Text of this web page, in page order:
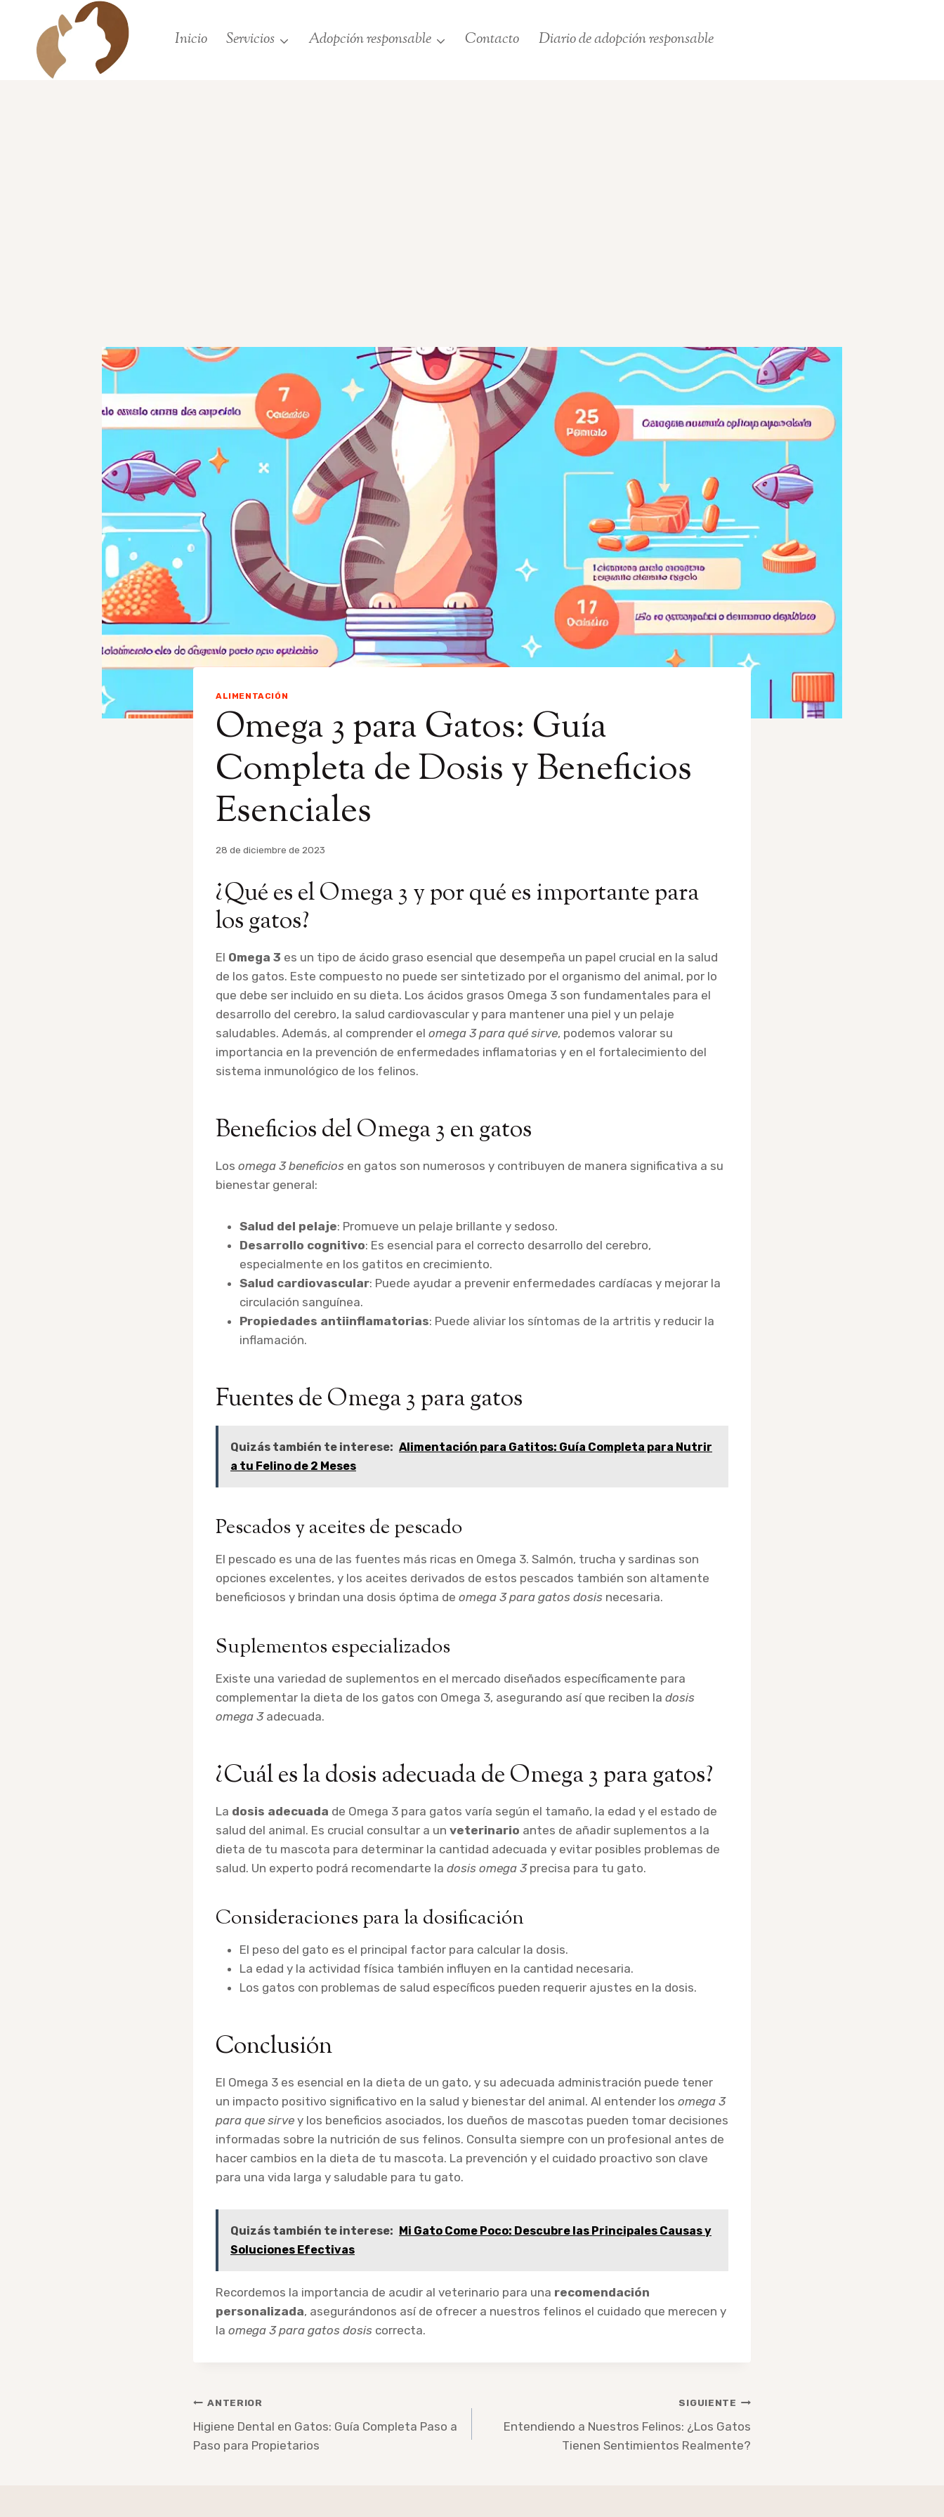
contenido
Inicio Servicios Adopción responsable Contacto Diario de adopción responsable
ALIMENTACIÓN
Omega 3 para Gatos: Guía
Completa de Dosis y Beneficios
Esenciales
Por
28 de diciembre de 2023
¿Qué es el Omega 3 y por qué es importante para
los gatos?
El Omega 3 es un tipo de ácido graso esencial que desempeña un papel crucial en la salud
de los gatos. Este compuesto no puede ser sintetizado por el organismo del animal, por lo
que debe ser incluido en su dieta. Los ácidos grasos Omega 3 son fundamentales para el
desarrollo del cerebro, la salud cardiovascular y para mantener una piel y un pelaje
saludables. Además, al comprender el omega 3 para qué sirve, podemos valorar su
importancia en la prevención de enfermedades inflamatorias y en el fortalecimiento del
sistema inmunológico de los felinos.
Beneficios del Omega 3 en gatos
Los omega 3 beneficios en gatos son numerosos y contribuyen de manera significativa a su
bienestar general:
Salud del pelaje: Promueve un pelaje brillante y sedoso.
Desarrollo cognitivo: Es esencial para el correcto desarrollo del cerebro,
especialmente en los gatitos en crecimiento.
Salud cardiovascular: Puede ayudar a prevenir enfermedades cardíacas y mejorar la
circulación sanguínea.
Propiedades antiinflamatorias: Puede aliviar los síntomas de la artritis y reducir la
inflamación.
Fuentes de Omega 3 para gatos
Quizás también te interese: Alimentación para Gatitos: Guía Completa para Nutrir
a tu Felino de 2 Meses
Pescados y aceites de pescado
El pescado es una de las fuentes más ricas en Omega 3. Salmón, trucha y sardinas son
opciones excelentes, y los aceites derivados de estos pescados también son altamente
beneficiosos y brindan una dosis óptima de omega 3 para gatos dosis necesaria.
Suplementos especializados
Existe una variedad de suplementos en el mercado diseñados específicamente para
complementar la dieta de los gatos con Omega 3, asegurando así que reciben la dosis
omega 3adecuada.
¿Cuál es la dosis adecuada de Omega 3 para gatos?
La dosis adecuada de Omega 3 para gatos varía según el tamaño, la edad y el estado de
salud del animal. Es crucial consultar a un veterinario antes de añadir suplementos a la
dieta de tu mascota para determinar la cantidad adecuada y evitar posibles problemas de
salud. Un experto podrá recomendarte la dosis omega 3precisa para tu gato.
Consideraciones para la dosificación
El peso del gato es el principal factor para calcular la dosis.
La edad y la actividad física también influyen en la cantidad necesaria.
Los gatos con problemas de salud específicos pueden requerir ajustes en la dosis.
Conclusión
El Omega 3 es esencial en la dieta de un gato, y su adecuada administración puede tener
un impacto positivo significativo en la salud y bienestar del animal. Al entender los omega 3
para que sirve y los beneficios asociados, los dueños de mascotas pueden tomar decisiones
informadas sobre la nutrición de sus felinos. Consulta siempre con un profesional antes de
hacer cambios en la dieta de tu mascota. La prevención y el cuidado proactivo son clave
para una vida larga y saludable para tu gato.
Quizás también te interese:
Mi Gato Come Poco: Descubre las Principales Causas y
Soluciones Efectivas
Recordemos la importancia de acudir al veterinario para una recomendación
personalizada, asegurándonos así de ofrecer a nuestros felinos el cuidado que merecen y
la omega 3 para gatos dosis correcta.
Navegación
de
entradas
ANTERIOR
Higiene Dental en Gatos: Guía Completa Paso a
Paso para Propietarios
SIGUIENTE
Entendiendo a Nuestros Felinos: ¿Los Gatos
Tienen Sentimientos Realmente?